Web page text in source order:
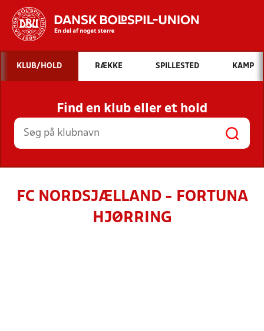
Hvad vil du søge efter?
INDHOLD OG NYHEDER
STILLINGER, RESULTATER, KLUBBER OG
HOLD
KLUB/HOLD RÆKKE SPILLESTED KAMP
Find en klub eller et hold
FC NORDSJÆLLAND - FORTUNA
HJØRRING